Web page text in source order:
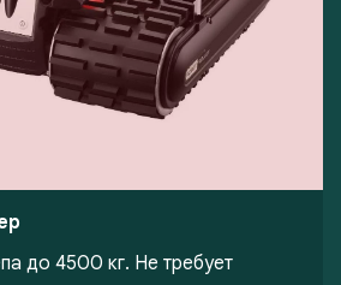
до 4500 кг. Не требует